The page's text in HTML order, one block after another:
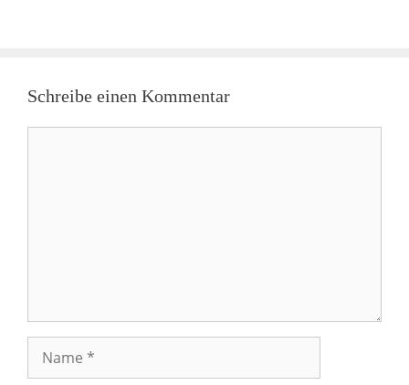
Schreibe einen Kommentar